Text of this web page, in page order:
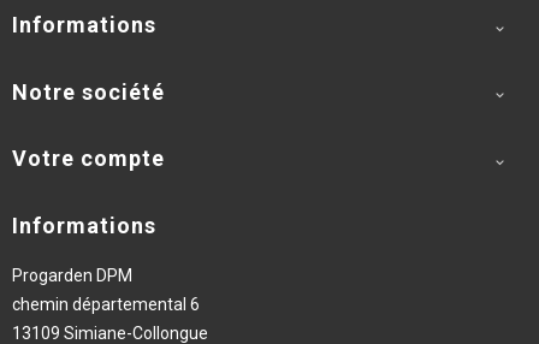
Informations 
Notre société 
Votre compte 
Informations
Progarden DPM
chemin départemental 6
13109 Simiane-Collongue